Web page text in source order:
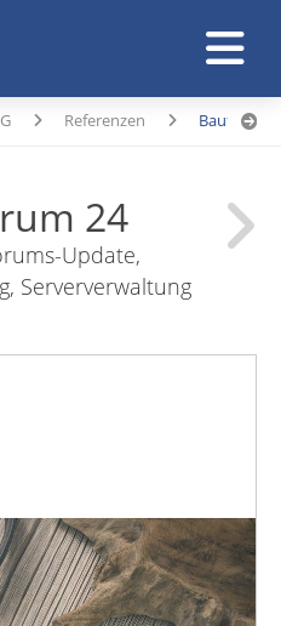
Referenzen Bauforum
24
Update,
Serververwaltung